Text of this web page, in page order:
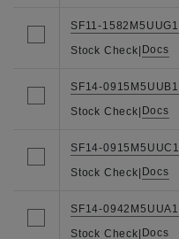
SF11-1582M5UUG1
Stock Check| Docs
SF14-0915M5UUB1
Stock Check| Docs
SF14-0915M5UUC1
Stock Check| Docs
SF14-0942M5UUA1
Stock Check| Docs